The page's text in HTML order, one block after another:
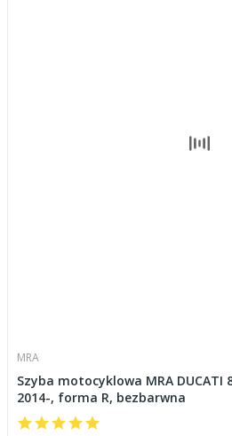
MRA
Szyba motocyklowa MRA DUCATI
2014-, forma R, bezbarwna